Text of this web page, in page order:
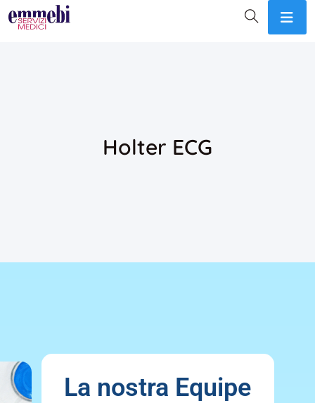
Holter ECG
La nostra Equipe